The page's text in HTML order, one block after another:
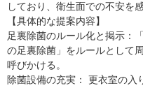
しており、衛生面での不安を
【具体的な提案内容】
足裏除菌のルール化と掲示：
の足裏除菌」をルールとして
呼びかける。
除菌設備の充実： 更衣室の入